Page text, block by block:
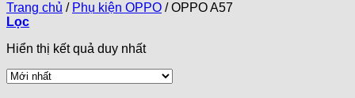
Trang chủ / Phụ kiện OPPO /OPPO A57
Lọc
Hiển thị kết quả duy nhất